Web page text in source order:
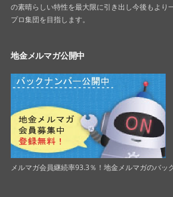
の素晴らしい特性を最大限に引き出し今後もより
プロ集団を目指します。
地金メルマガ公開中
メルマガ会員継続率93.3％！地金メルマガのバッ